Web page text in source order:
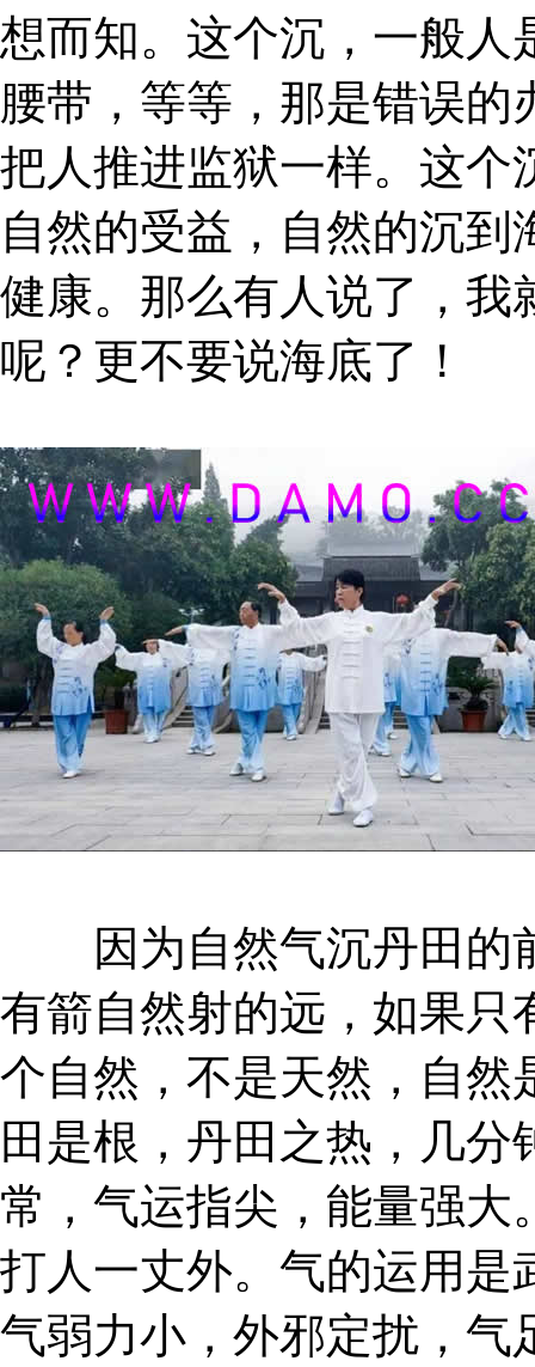
想而知。这个沉，一般人
腰带，等等，那是错误
把人推进监狱一样。这个
自然的受益，自然的沉
健康。那么有人说了，我
呢？更不要说海底了！
因为自然气沉丹田的
有箭自然射的远，如果只
个自然，不是天然，自然
田是根，丹田之热，几
常，气运指尖，能量强大
打人一丈外。气的运用是
气弱力小，外邪定扰，气